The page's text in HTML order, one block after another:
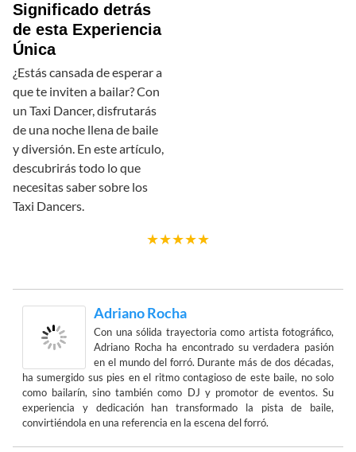
Significado detrás
de esta Experiencia
Única
¿Estás cansada de esperar a
que te inviten a bailar? Con
un Taxi Dancer, disfrutarás
de una noche llena de baile
y diversión. En este artículo,
descubrirás todo lo que
necesitas saber sobre los
Taxi Dancers.
★★★★★
Adriano Rocha
Con una sólida trayectoria como artista fotográfico,
Adriano Rocha ha encontrado su verdadera pasión
en el mundo del forró. Durante más de dos décadas,
ha sumergido sus pies en el ritmo contagioso de este baile, no solo
como bailarín, sino también como DJ y promotor de eventos. Su
experiencia y dedicación han transformado la pista de baile,
convirtiéndola en una referencia en la escena del forró.